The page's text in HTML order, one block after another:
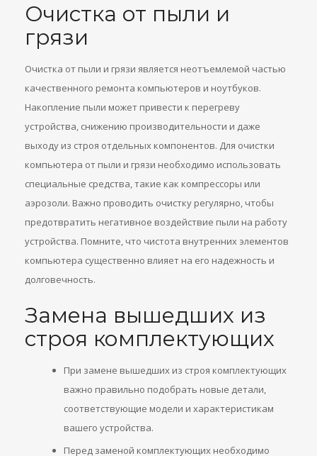
Очистка от пыли и
грязи
Очистка от пыли и грязи является неотъемлемой частью
качественного ремонта компьютеров и ноутбуков.
Накопление пыли может привести к перегреву
устройства, снижению производительности и даже
выходу из строя отдельных компонентов. Для очистки
компьютера от пыли и грязи необходимо использовать
специальные средства, такие как компрессоры или
аэрозоли. Важно проводить очистку регулярно, чтобы
предотвратить негативное воздействие пыли на работу
устройства. Помните, что чистота внутренних элементов
компьютера существенно влияет на его надежность и
долговечность.
Замена вышедших из
строя комплектующих
При замене вышедших из строя комплектующих
важно правильно подобрать новые детали,
соответствующие модели и характеристикам
вашего устройства.
Перед заменой комплектующих необходимо